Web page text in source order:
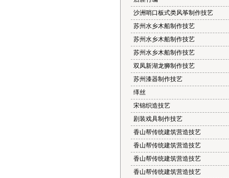
沙洲哨口板式类风筝制作技艺
苏州水乡木船制作技艺
苏州水乡木船制作技艺
苏州水乡木船制作技艺
双凤新湖龙狮制作技艺
苏州漆器制作技艺
缂丝
宋锦织造技艺
剧装戏具制作技艺
香山帮传统建筑营造技艺
香山帮传统建筑营造技艺
香山帮传统建筑营造技艺
香山帮传统建筑营造技艺